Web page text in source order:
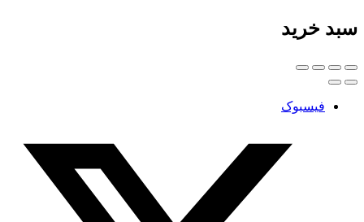
سبد خرید
فیسبوک